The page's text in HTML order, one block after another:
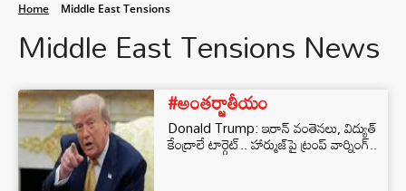
Home Middle East Tensions
Middle East Tensions News
#అంతర్జాతీయం
Donald Trump: ఇరాన్ వంతెనలు, విద్యుత్
కేంద్రాలే టార్గెట్.. హార్ముజ్‌పై ట్రంప్ వార్నింగ్..